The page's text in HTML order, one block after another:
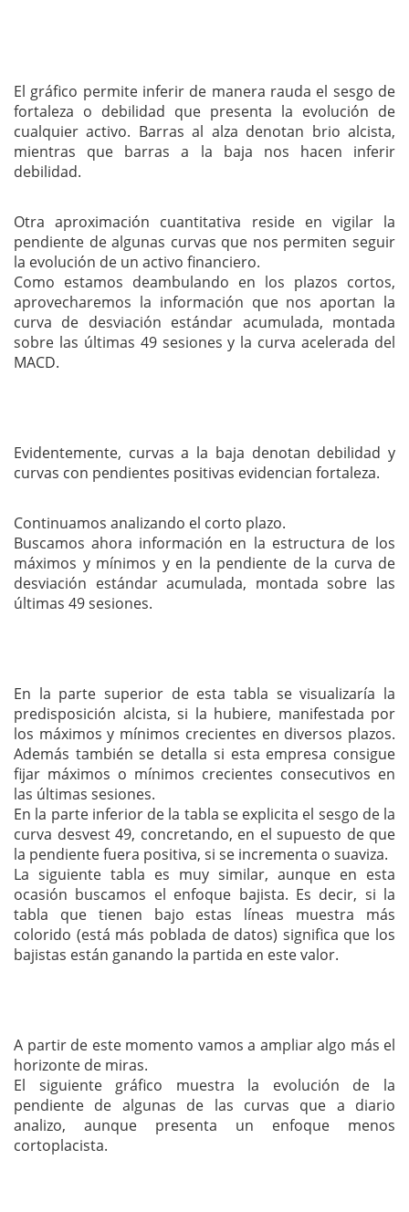
El gráfico permite inferir de manera rauda el sesgo de
fortaleza o debilidad que presenta la evolución de
cualquier activo. Barras al alza denotan brio alcista,
mientras que barras a la baja nos hacen inferir
debilidad.
Otra aproximación cuantitativa reside en vigilar la
pendiente de algunas curvas que nos permiten seguir
la evolución de un activo financiero.
Como estamos deambulando en los plazos cortos,
aprovecharemos la información que nos aportan la
curva de desviación estándar acumulada, montada
sobre las últimas 49 sesiones y la curva acelerada del
MACD.
Evidentemente, curvas a la baja denotan debilidad y
curvas con pendientes positivas evidencian fortaleza.
Continuamos analizando el corto plazo.
Buscamos ahora información en la estructura de los
máximos y mínimos y en la pendiente de la curva de
desviación estándar acumulada, montada sobre las
últimas 49 sesiones.
En la parte superior de esta tabla se visualizaría la
predisposición alcista, si la hubiere, manifestada por
los máximos y mínimos crecientes en diversos plazos.
Además también se detalla si esta empresa consigue
fijar máximos o mínimos crecientes consecutivos en
las últimas sesiones.
En la parte inferior de la tabla se explicita el sesgo de la
curva desvest 49, concretando, en el supuesto de que
la pendiente fuera positiva, si se incrementa o suaviza.
La siguiente tabla es muy similar, aunque en esta
ocasión buscamos el enfoque bajista. Es decir, si la
tabla que tienen bajo estas líneas muestra más
colorido (está más poblada de datos) significa que los
bajistas están ganando la partida en este valor.
A partir de este momento vamos a ampliar algo más el
horizonte de miras.
El siguiente gráfico muestra la evolución de la
pendiente de algunas de las curvas que a diario
analizo, aunque presenta un enfoque menos
cortoplacista.